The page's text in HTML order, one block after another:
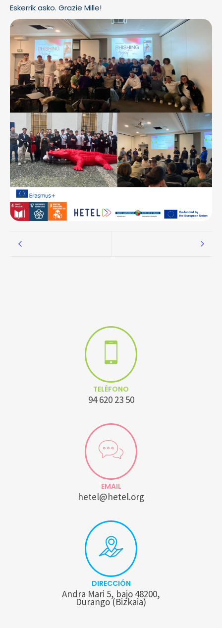
Eskerrik asko. Grazie Mille!
TELÉFONO
94 620 23 50
EMAIL
hetel@hetel.org
DIRECCIÓN
Andra Mari 5, bajo 48200,
Durango (Bizkaia)